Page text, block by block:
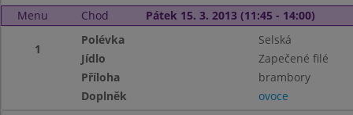
Menu
Chod Pátek 15. 3. 2013 (11:45 - 14:00)
1
Polévka
Selská
Jídlo
Zapečené filé
Příloha
brambory
Doplněk
ovoce